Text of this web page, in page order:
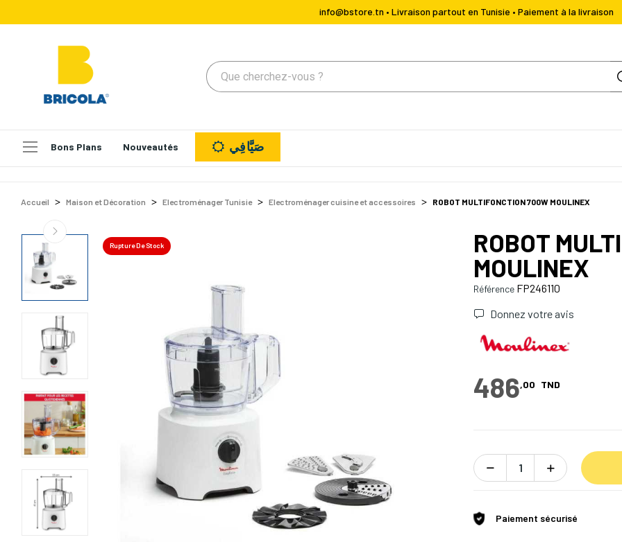
info@bstore.tn • Livraison partout en Tunisie • Paiement à la livraison
Bons Plans Nouveautés صَيَّافِي
Accueil Maison et Décoration Electroménager Tunisie Electroménager cuisine et accessoires ROBOT MULTIFONCTION 700W MOULINEX
Rupture De Stock
ROBOT
MOULINEX
Référence FP246110
Donnez votre avis
486,00 TND
Paiement sécurisé